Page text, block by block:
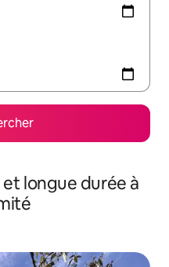
longue durée à